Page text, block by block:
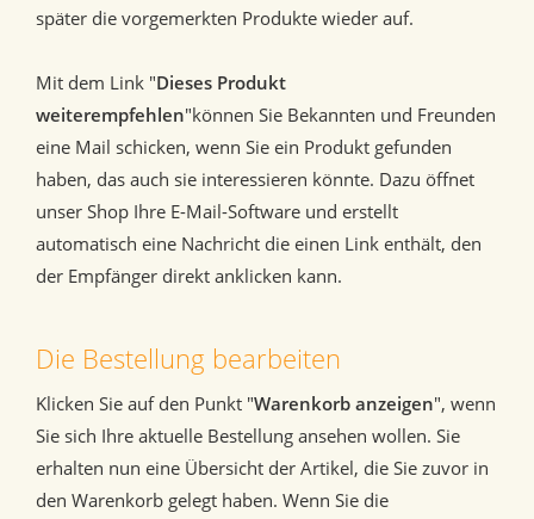
später die vorgemerkten Produkte wieder auf.
Mit dem Link "Dieses Produkt
weiterempfehlen"können Sie Bekannten und Freunden
eine Mail schicken, wenn Sie ein Produkt gefunden
haben, das auch sie interessieren könnte. Dazu öffnet
unser Shop Ihre E-Mail-Software und erstellt
automatisch eine Nachricht die einen Link enthält, den
der Empfänger direkt anklicken kann.
Die Bestellung bearbeiten
Klicken Sie auf den Punkt "Warenkorb anzeigen", wenn
Sie sich Ihre aktuelle Bestellung ansehen wollen. Sie
erhalten nun eine Übersicht der Artikel, die Sie zuvor in
den Warenkorb gelegt haben. Wenn Sie die